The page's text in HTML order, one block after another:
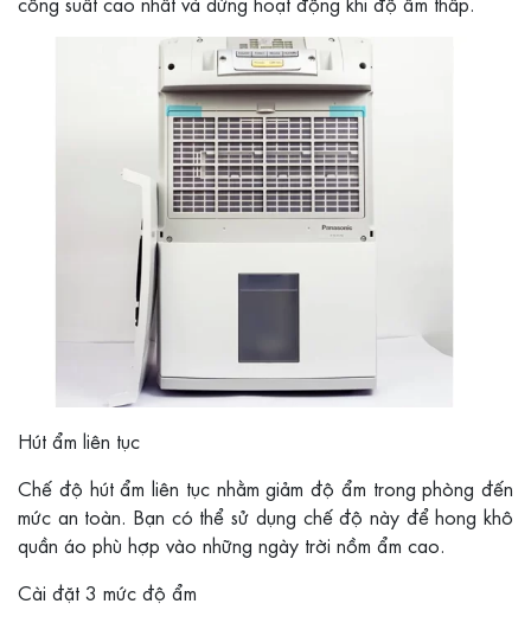
Hút ẩm liên tục
Chế độ hút ẩm liên tục nhằm giảm độ ẩm trong phòng đến
mức an toàn. Bạn có thể sử dụng chế độ này để hong khô
quần áo phù hợp vào những ngày trời nồm ẩm cao.
Cài đặt 3 mức độ ẩm